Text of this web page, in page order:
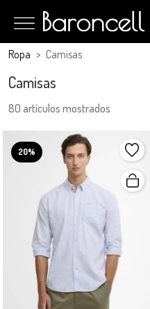
Ropa Camisas
Camisas
80 artículos mostrados
20%